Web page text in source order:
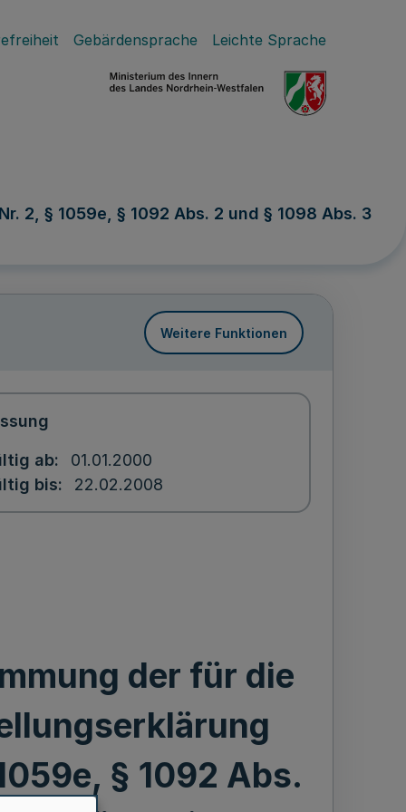
Gebärdensprache Leichte Sprache
2, § 1059e, § 1092 Abs. 2 und § 1098 Abs. 3
Weitere Funktionen
ab
01.01.2000
bis
22.02.2008
der für die
§ 1092 Abs.